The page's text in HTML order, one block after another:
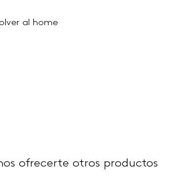
al home
ofrecerte otros productos